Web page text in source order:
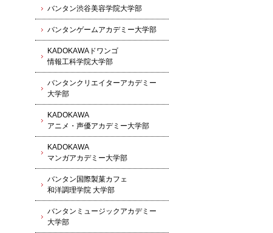
バンタン渋谷美容学院大学部
バンタンゲームアカデミー大学部
KADOKAWAドワンゴ
情報工科学院大学部
バンタンクリエイターアカデミー
大学部
KADOKAWA
アニメ・声優アカデミー大学部
KADOKAWA
マンガアカデミー大学部
バンタン国際製菓カフェ
和洋調理学院 大学部
バンタンミュージックアカデミー
大学部